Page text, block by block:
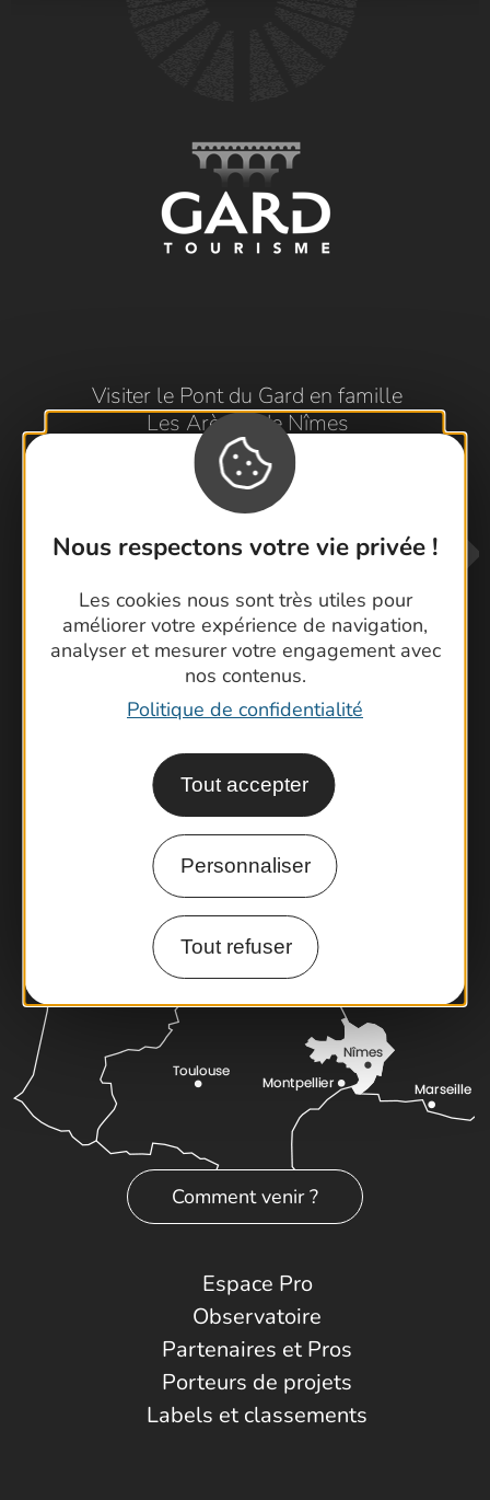
Nous respectons votre vie privée !
Les cookies nous sont très utiles pour
améliorer votre expérience de navigation,
analyser et mesurer votre engagement avec
nos contenus.
Politique de confidentialité
Tout accepter
Personnaliser
Tout refuser
Visiter le Pont du Gard en famille
Les Arènes de Nîmes
Escapade en Camargue
Randonnée en Cévennes
Contactez-nous !
Cartoguides et Topoguides
Latitude Gard
Comment venir ?
Espace Pro
Observatoire
Partenaires et Pros
Porteurs de projets
Labels et classements